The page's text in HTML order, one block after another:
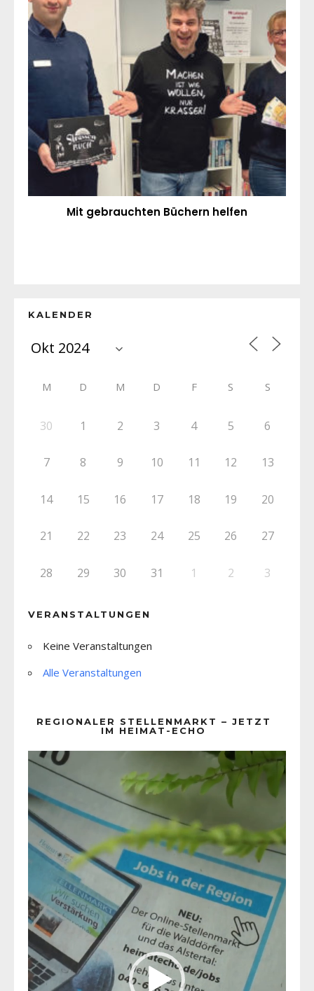
Mit gebrauchten Büchern helfen
KALENDER
M D M D F S S
30 1 2 3 4 5 6
7 8 9 10 11 12 13
14 15 16 17 18 19 20
21 22 23 24 25 26 27
28 29 30 31 1 2 3
VERANSTALTUNGEN
Keine Veranstaltungen
Alle Veranstaltungen
REGIONALER STELLENMARKT – JETZT
IM HEIMAT-ECHO
Player